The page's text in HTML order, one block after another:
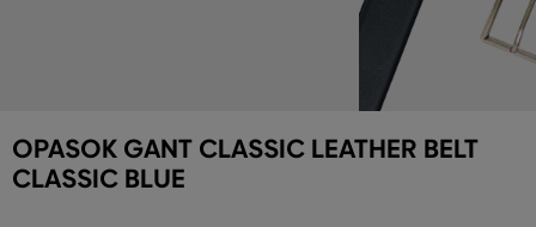
OPASOK GANT CLASSIC LEATHER BELT
CLASSIC BLUE